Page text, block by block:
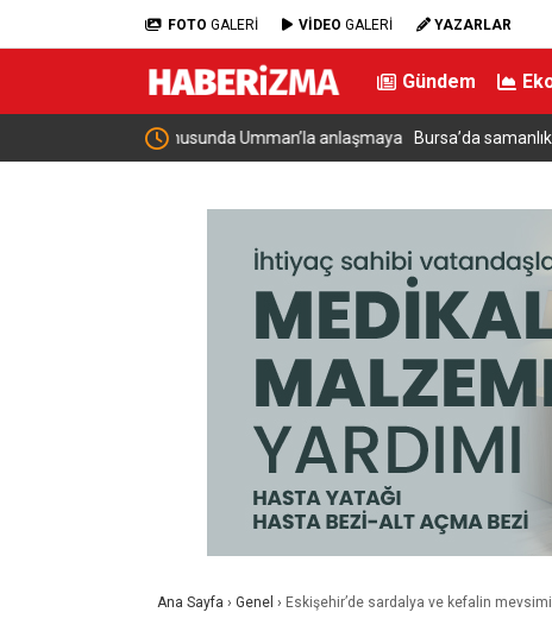
FOTO GALERİ VİDEO GALERİ YAZARLAR
Gündem
anlaşmaya Bursa’da samanlık alevlere teslim oldu
Ana Sayfa › Genel › Eskişehir’de sardalya ve kefalin mevsimi